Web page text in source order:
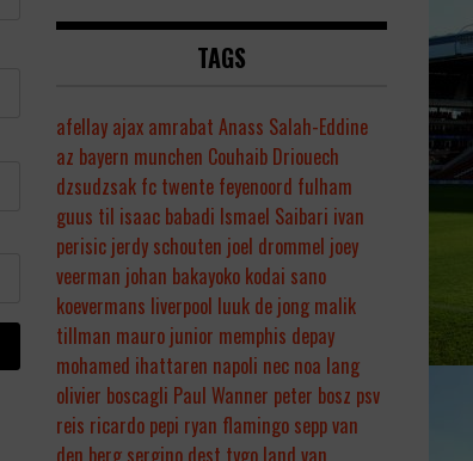
TAGS
afellay ajax amrabat Anass Salah-Eddine
az bayern munchen Couhaib Driouech
dzsudzsak fc twente feyenoord fulham
guus til isaac babadi Ismael Saibari ivan
perisic jerdy schouten joel drommel joey
veerman johan bakayoko kodai sano
koevermans liverpool luuk de jong malik
tillman mauro junior memphis depay
mohamed ihattaren napoli nec noa lang
olivier boscagli Paul Wanner peter bosz psv
reis ricardo pepi ryan flamingo sepp van